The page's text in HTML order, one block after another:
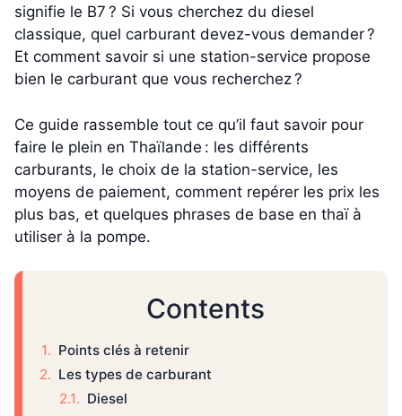
signifie le B7 ? Si vous cherchez du diesel
classique, quel carburant devez-vous demander ?
Et comment savoir si une station-service propose
bien le carburant que vous recherchez ?
Ce guide rassemble tout ce qu’il faut savoir pour
faire le plein en Thaïlande : les différents
carburants, le choix de la station-service, les
moyens de paiement, comment repérer les prix les
plus bas, et quelques phrases de base en thaï à
utiliser à la pompe.
Contents
Points clés à retenir
Les types de carburant
Diesel